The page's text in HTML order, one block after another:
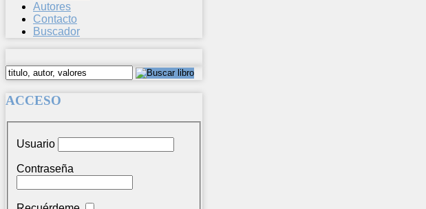
Autores
Contacto
Buscador
ACCESO
Usuario
Contraseña